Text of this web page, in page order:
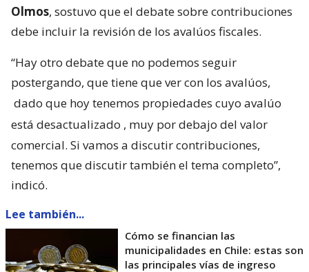
Olmos, sostuvo que el debate sobre contribuciones
debe incluir la revisión de los avalúos fiscales.
“Hay otro debate que no podemos seguir
postergando, que tiene que ver con los avalúos,
dado que hoy tenemos propiedades cuyo avalúo
está desactualizado , muy por debajo del valor
comercial. Si vamos a discutir contribuciones,
tenemos que discutir también el tema completo”,
indicó.
Lee también...
Cómo se financian las
municipalidades en Chile: estas son
las principales vías de ingreso